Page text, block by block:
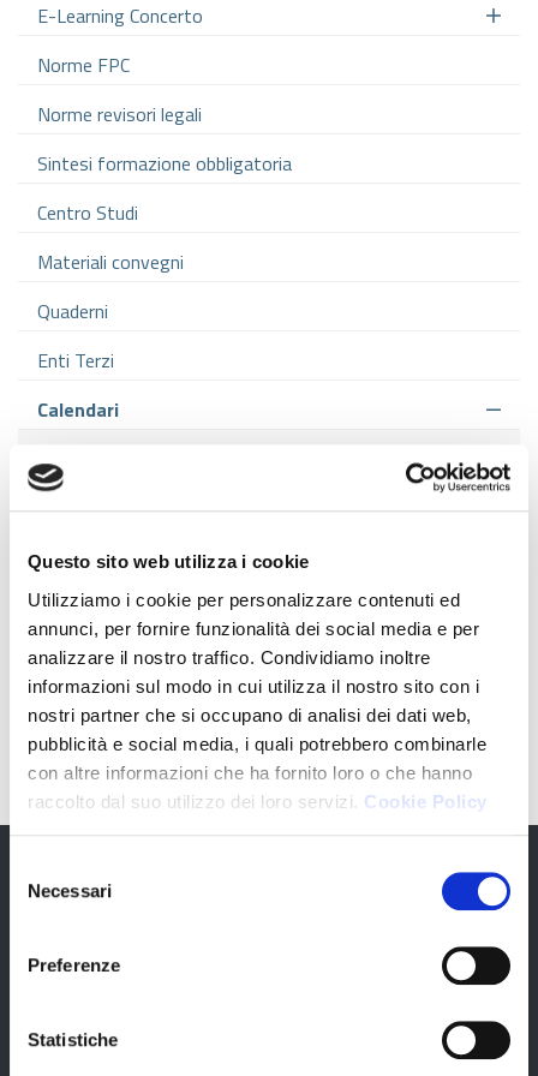
Questo sito web utilizza i cookie
Utilizziamo i cookie per personalizzare contenuti ed
annunci, per fornire funzionalità dei social media e per
analizzare il nostro traffico. Condividiamo inoltre
informazioni sul modo in cui utilizza il nostro sito con i
nostri partner che si occupano di analisi dei dati web,
pubblicità e social media, i quali potrebbero combinarle
con altre informazioni che ha fornito loro o che hanno
raccolto dal suo utilizzo dei loro servizi. Cookie Policy
delNecessari
Preferenze
Statistiche
E-Learning Concerto
Norme FPC
Norme revisori legali
Sintesi formazione obbligatoria
Centro Studi
Materiali convegni
Quaderni
Enti Terzi
Calendari
Calendari Anno 2025
Calendari Anno 2024
Calendari Anno 2023
Obblighi formativi Albi, Registri o Elenchi
COMUNICAZIONE
COMMISSIONI
Presentazione dell'Ordine
La struttura
Accordi Istituzionali
PAGAMENTI DELL'AMMINISTRAZIONE
ALTRI CONTENUTI - CORRUZIONE
ALTRI CONTENUTI
INTERVENTI STRAORDINARI E DI EMERGENZA
GAZZETTA UFFICIALE
NORMATTIVA